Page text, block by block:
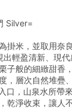
Silver=
掛米，並取用奈
輕盈清新、現代
子般的細緻甜香
，層次自然堆疊
口，山泉水所帶
乾淨收束，讓人